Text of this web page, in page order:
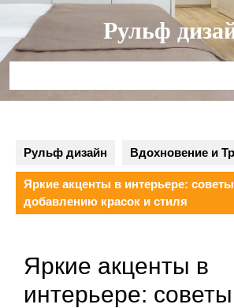
Перейти
содержимому
Рульф
Рульф дизайн Вдохновение и
Яркие акценты в интерьере:
добавлению красок и стиля
Яркие акценты в
интерьере: